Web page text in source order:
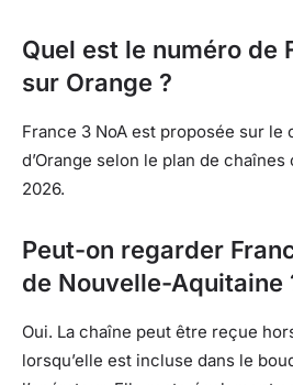
Quel est le numéro de
sur Orange ?
France 3 NoA est proposée sur le
d’Orange selon le plan de
2026.
Peut-on regarder
de Nouvelle-Aquitaine
Oui. La chaîne peut être reçue
lorsqu’elle est incluse dans le